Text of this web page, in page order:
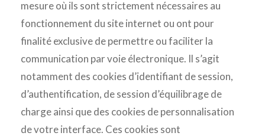
mesure où ils sont strictement nécessaires au
fonctionnement du site internet ou ont pour
finalité exclusive de permettre ou faciliter la
communication par voie électronique. Il s’agit
notamment des cookies d’identifiant de session,
d’authentification, de session d’équilibrage de
charge ainsi que des cookies de personnalisation
de votre interface. Ces cookies sont